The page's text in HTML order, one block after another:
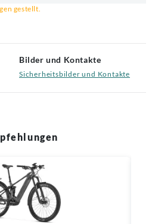
gestellt.
Bilder und Kontakte
Sicherheitsbilder und Kontakte